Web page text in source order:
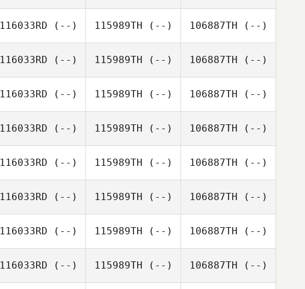
116033RD (--) 115989TH (--) 106887TH (--)
116033RD (--) 115989TH (--) 106887TH (--)
116033RD (--) 115989TH (--) 106887TH (--)
116033RD (--) 115989TH (--) 106887TH (--)
116033RD (--) 115989TH (--) 106887TH (--)
116033RD (--) 115989TH (--) 106887TH (--)
116033RD (--) 115989TH (--) 106887TH (--)
116033RD (--) 115989TH (--) 106887TH (--)